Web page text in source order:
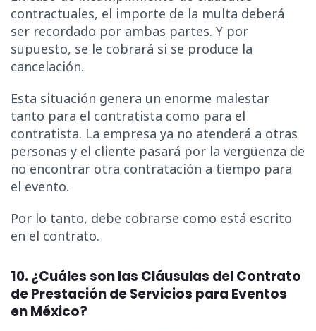
contractuales, el importe de la multa deberá
ser recordado por ambas partes. Y por
supuesto, se le cobrará si se produce la
cancelación.
Esta situación genera un enorme malestar
tanto para el contratista como para el
contratista. La empresa ya no atenderá a otras
personas y el cliente pasará por la vergüenza de
no encontrar otra contratación a tiempo para
el evento.
Por lo tanto, debe cobrarse como está escrito
en el contrato.
10. ¿Cuáles son las Cláusulas del Contrato
de Prestación de Servicios para Eventos
en México?